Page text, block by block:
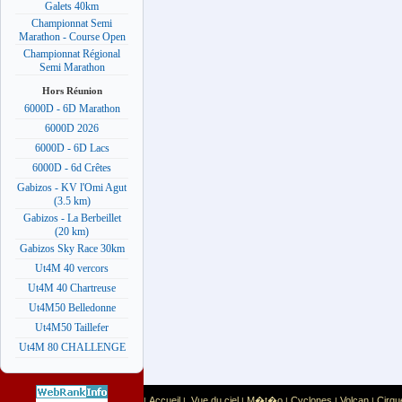
Galets 40km
Championnat Semi
Marathon - Course Open
Championnat Régional
Semi Marathon
Hors Réunion
6000D - 6D Marathon
6000D 2026
6000D - 6D Lacs
6000D - 6d Crêtes
Gabizos - KV l'Omi Agut
(3.5 km)
Gabizos - La Berbeillet
(20 km)
Gabizos Sky Race 30km
Ut4M 40 vercors
Ut4M 40 Chartreuse
Ut4M50 Belledonne
Ut4M50 Taillefer
Ut4M 80 CHALLENGE